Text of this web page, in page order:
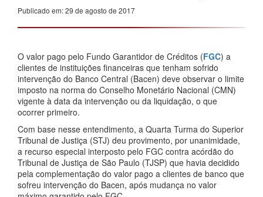
Publicado em: 29 de agosto de 2017
O valor pago pelo Fundo Garantidor de Créditos (FGC) a
clientes de instituições financeiras que tenham sofrido
intervenção do Banco Central (Bacen) deve observar o limite
imposto na norma do Conselho Monetário Nacional (CMN)
vigente à data da intervenção ou da liquidação, o que
ocorrer primeiro.
Com base nesse entendimento, a Quarta Turma do Superior
Tribunal de Justiça (STJ) deu provimento, por unanimidade,
a recurso especial interposto pelo FGC contra acórdão do
Tribunal de Justiça de São Paulo (TJSP) que havia decidido
pela complementação do valor pago a clientes de banco que
sofreu intervenção do Bacen, após mudança no valor